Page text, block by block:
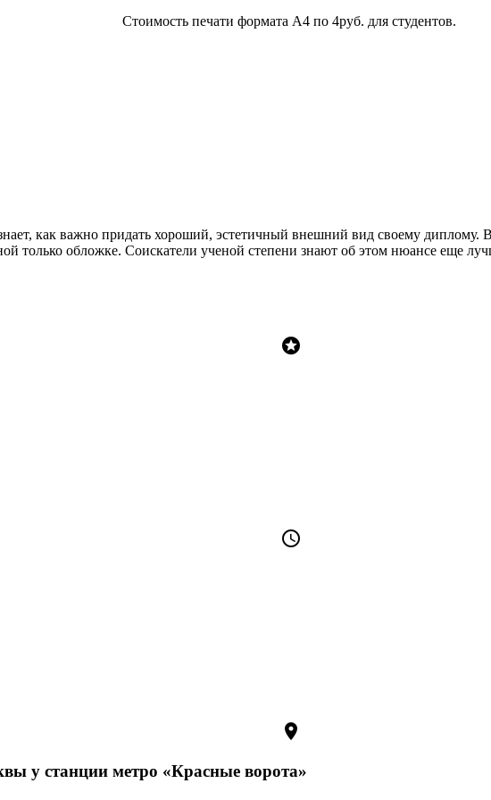
Стоимость печати формата А4 по 4руб. для студентов.
как важно придать хороший, эстетичный внешний вид своему диплому.
только обложке. Соискатели ученой степени знают об этом нюансе еще
stars
access_time
room
у станции метро «Красные ворота»